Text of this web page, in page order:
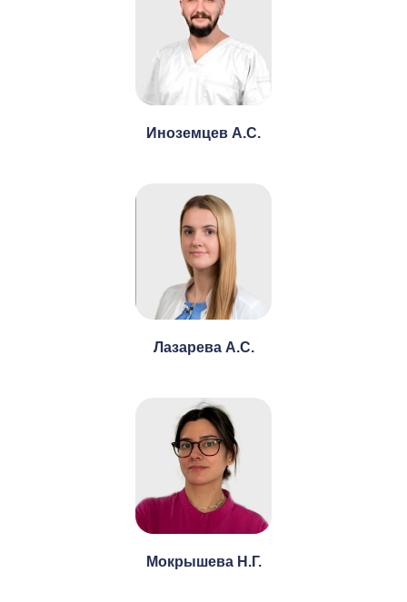
Иноземцев А.С.
Лазарева А.С.
Мокрышева Н.Г.